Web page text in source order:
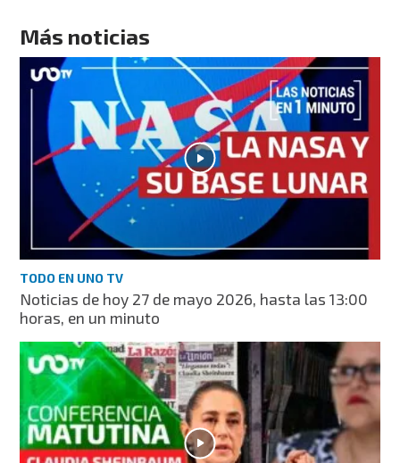
Más noticias
TODO EN UNO TV
Noticias de hoy 27 de mayo 2026, hasta las 13:00
horas, en un minuto